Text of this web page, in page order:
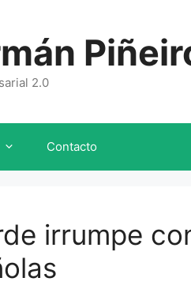
2.0
Contacto
irrumpe